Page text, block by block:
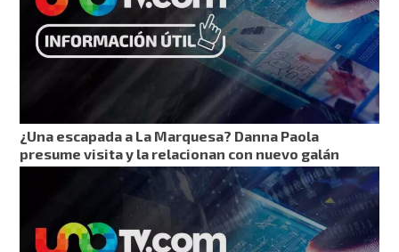
¿Una escapada a La Marquesa? Danna Paola
presume visita y la relacionan con nuevo galán